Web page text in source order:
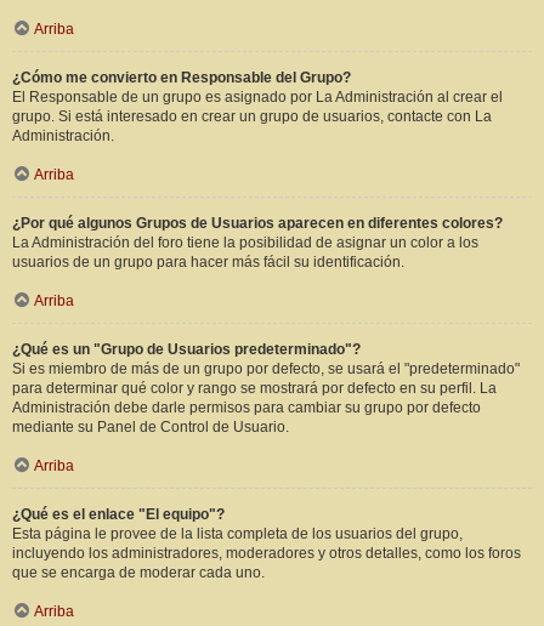
Arriba
¿Cómo me convierto en Responsable del Grupo?
El Responsable de un grupo es asignado por La Administración al crear el
grupo. Si está interesado en crear un grupo de usuarios, contacte con La
Administración.
Arriba
¿Por qué algunos Grupos de Usuarios aparecen en diferentes colores?
La Administración del foro tiene la posibilidad de asignar un color a los
usuarios de un grupo para hacer más fácil su identificación.
Arriba
¿Qué es un "Grupo de Usuarios predeterminado"?
Si es miembro de más de un grupo por defecto, se usará el "predeterminado"
para determinar qué color y rango se mostrará por defecto en su perfil. La
Administración debe darle permisos para cambiar su grupo por defecto
mediante su Panel de Control de Usuario.
Arriba
¿Qué es el enlace "El equipo"?
Esta página le provee de la lista completa de los usuarios del grupo,
incluyendo los administradores, moderadores y otros detalles, como los foros
que se encarga de moderar cada uno.
Arriba